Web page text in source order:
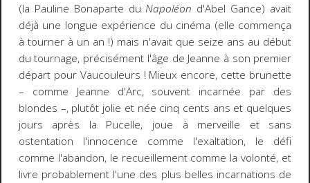
(la Pauline Bonaparte duNapoléon d'Abel Gance) avait
déjà une longue expérience du cinéma (elle commença
à tourner à un an !) mais n'avait que seize ans au début
du tournage, précisément l'âge de Jeanne à son premier
départ pour Vaucouleurs ! Mieux encore, cette brunette
– comme Jeanne d'Arc, souvent incarnée par des
blondes –, plutôt jolie et née cinq cents ans et quelques
jours après la Pucelle, joue à merveille et sans
ostentation l'innocence comme l'exaltation, le défi
comme l'abandon, le recueillement comme la volonté, et
livre probablement l'une des plus belles incarnations de